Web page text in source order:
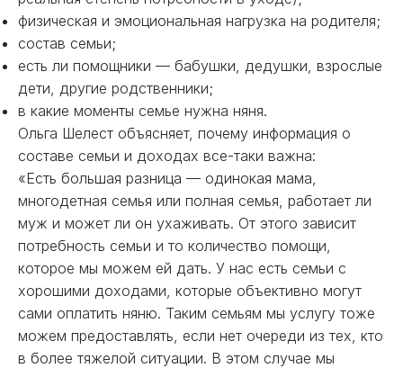
физическая и эмоциональная нагрузка на родителя;
состав семьи;
есть ли помощники — бабушки, дедушки, взрослые
дети, другие родственники;
в какие моменты семье нужна няня.
Ольга Шелест объясняет, почему информация о
составе семьи и доходах все-таки важна:
«Есть большая разница — одинокая мама,
многодетная семья или полная семья, работает ли
муж и может ли он ухаживать. От этого зависит
потребность семьи и то количество помощи,
которое мы можем ей дать. У нас есть семьи с
хорошими доходами, которые объективно могут
сами оплатить няню. Таким семьям мы услугу тоже
можем предоставлять, если нет очереди из тех, кто
в более тяжелой ситуации. В этом случае мы